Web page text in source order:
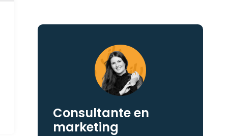
Consultante en
marketing